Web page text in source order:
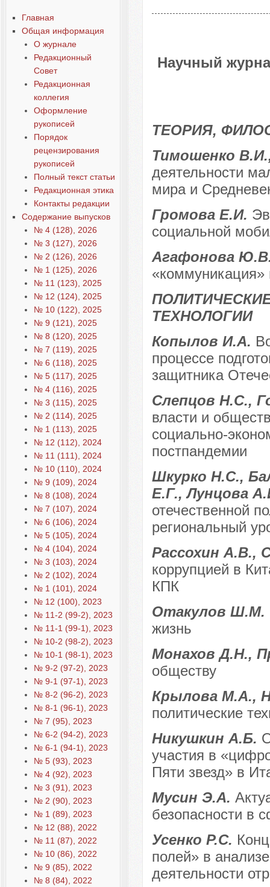
Главная
Общая информация
О журнале
Редакционный
Совет
Редакционная
коллегия
Оформление
рукописей
Порядок
рецензирования
рукописей
Полный текст статьи
Редакционная этика
Контакты редакции
Содержание выпусков
№ 4 (128), 2026
№ 3 (127), 2026
№ 2 (126), 2026
№ 1 (125), 2026
№ 11 (123), 2025
№ 12 (124), 2025
№ 10 (122), 2025
№ 9 (121), 2025
№ 8 (120), 2025
№ 7 (119), 2025
№ 6 (118), 2025
№ 5 (117), 2025
№ 4 (116), 2025
№ 3 (115), 2025
№ 2 (114), 2025
№ 1 (113), 2025
№ 12 (112), 2024
№ 11 (111), 2024
№ 10 (110), 2024
№ 9 (109), 2024
№ 8 (108), 2024
№ 7 (107), 2024
№ 6 (106), 2024
№ 5 (105), 2024
№ 4 (104), 2024
№ 3 (103), 2024
№ 2 (102), 2024
№ 1 (101), 2024
№ 12 (100), 2023
№ 11-2 (99-2), 2023
№ 11-1 (99-1), 2023
№ 10-2 (98-2), 2023
№ 10-1 (98-1), 2023
№ 9-2 (97-2), 2023
№ 9-1 (97-1), 2023
№ 8-2 (96-2), 2023
№ 8-1 (96-1), 2023
№ 7 (95), 2023
№ 6-2 (94-2), 2023
№ 6-1 (94-1), 2023
№ 5 (93), 2023
№ 4 (92), 2023
№ 3 (91), 2023
№ 2 (90), 2023
№ 1 (89), 2023
№ 12 (88), 2022
№ 11 (87), 2022
№ 10 (86), 2022
№ 9 (85), 2022
№ 8 (84), 2022
Научный
ТЕОРИЯ,
Тимошенко
деятельности
мира и
Громова Е.И.
социальной
Агафонова
ТЕХНОЛОГИИ
Копылов И.А.
процессе
защитника
Слепцов Н.С.,
власти и
социально-
постпандемии
Шкурко Н.С.,
Е.Г., Лунцова
отечественной
региональный
Рассохин А.В.,
коррупцией в
КПК
Отакулов Ш.М.
жизнь
Монахов Д.Н.,
обществу
Крылова М.А.,
политические
Никушкин А.Б.
участия в
Пяти звезд» в
Мусин Э.А.
безопасности в
Усенко Р.С.
полей» в
деятельности